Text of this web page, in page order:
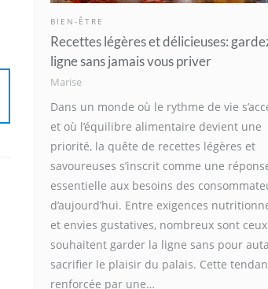
BIEN-ÊTRE
Recettes légères et délicieuses:
ligne sans jamais vous priver
Marise
Dans un monde où le rythme de vie
et où l’équilibre alimentaire devient une
priorité, la quête de recettes légères et
savoureuses s’inscrit comme une
essentielle aux besoins des
d’aujourd’hui. Entre exigences
et envies gustatives, nombreux sont
souhaitent garder la ligne sans pour
sacrifier le plaisir du palais. Cette
renforcée par une…